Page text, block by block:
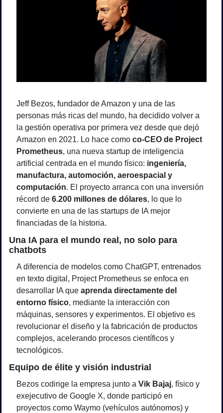
Jeff Bezos, fundador de Amazon y una de las
personas más ricas del mundo, ha decidido volver a
la gestión operativa por primera vez desde que dejó
Amazon en 2021. Lo hace como co-CEO de Project
Prometheus, una nueva startup de inteligencia
artificial centrada en el mundo físico: ingeniería,
manufactura, automoción, aeroespacial y
computación. El proyecto arranca con una inversión
récord de 6.200 millones de dólares, lo que lo
convierte en una de las startups de IA mejor
financiadas de la historia.
Una IA para el mundo real, no solo para
chatbots
A diferencia de modelos como ChatGPT, entrenados
en texto digital, Project Prometheus se enfoca en
desarrollar IA que aprenda directamente del
entorno físico, mediante la interacción con
máquinas, sensores y experimentos. El objetivo es
revolucionar el diseño y la fabricación de productos
complejos, acelerando procesos científicos y
tecnológicos.
Equipo de élite y visión industrial
Bezos codirige la empresa junto a Vik Bajaj, físico y
exejecutivo de Google X, donde participó en
proyectos como Waymo (vehículos autónomos) y